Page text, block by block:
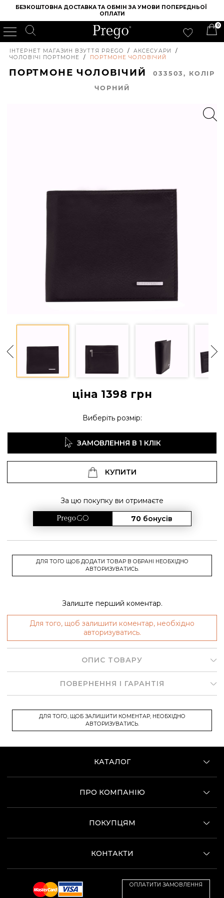
БЕЗКОШТОВНА ДОСТАВКА ТА ОБМІН ЗА УМОВИ ПОПЕРЕДНЬОЇ
ОПЛАТИ
0
ІНТЕРНЕТ МАГАЗИН ВЗУТТЯ PREGO / АКСЕСУАРИ
/
ЧОЛОВІЧІ ПОРТМОНЕ
/ ПОРТМОНЕ ЧОЛОВІЧИЙ
ПОРТМОНЕ ЧОЛОВІЧИЙ033503, КОЛIР
ЧОРНИЙ
ціна 1398 грн
Виберіть розмір:
ЗАМОВЛЕННЯ В 1 КЛІК
КУПИТИ
За цю покупку ви отримаєте
70 бонусів
ДЛЯ ТОГО ЩОБ ДОДАТИ ТОВАР В ОБРАНІ НЕОБХІДНО
АВТОРИЗУВАТИСЬ.
Залиште перший коментар.
Для того, щоб залишити коментар, необхідно
авторизуватись.
ОПИС ТОВАРУ
ПОВЕРНЕННЯ І ГАРАНТІЯ
ДЛЯ ТОГО, ЩОБ ЗАЛИШИТИ КОМЕНТАР, НЕОБХІДНО
АВТОРИЗУВАТИСЬ.
КАТАЛОГ
ПРО КОМПАНІЮ
ПОКУПЦЯМ
КОНТАКТИ
ОПЛАТИТИ ЗАМОВЛЕННЯ